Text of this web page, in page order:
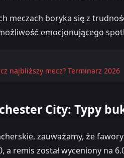
meczach boryka się z
emocjonującego
najbliższy mecz? Terminarz 2026
City: Typy
zauważamy, że
a remis został wyceniony na